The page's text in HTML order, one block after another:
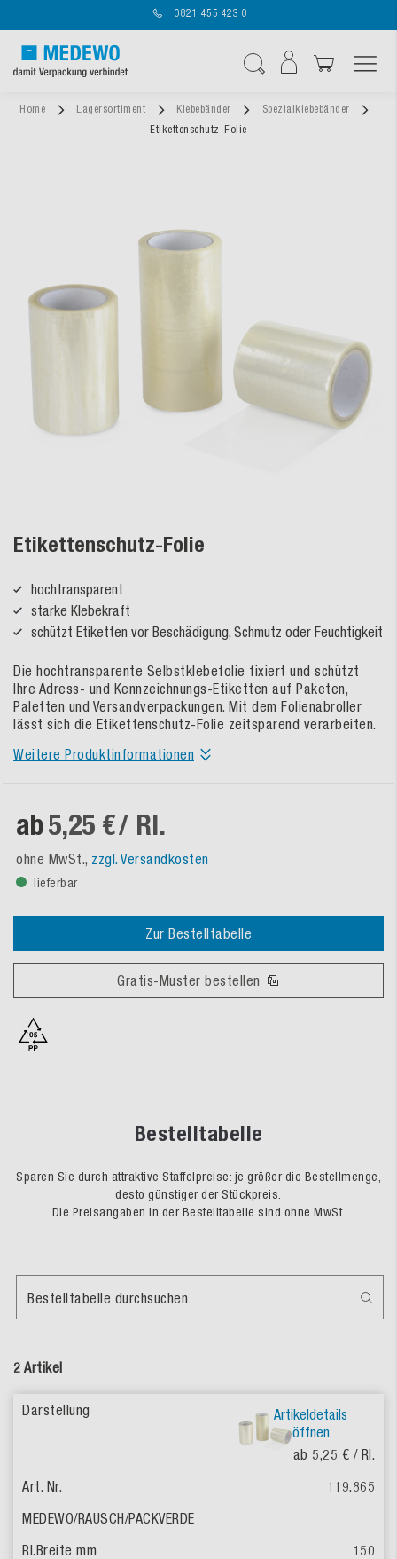
0821 455 423 0
Home Lagersortiment Klebebänder
Spezialklebebänder
Etikettenschutz-Folie
Etikettenschutz-Folie
hochtransparent
starke Klebekraft
schützt Etiketten vor Beschädigung, Schmutz oder Feuchtigkeit
Die hochtransparente Selbstklebefolie fixiert und schützt
Ihre Adress- und Kennzeichnungs-Etiketten auf Paketen,
Paletten und Versandverpackungen. Mit dem Folienabroller
lässt sich die Etikettenschutz-Folie zeitsparend verarbeiten.
Weitere Produktinformationen
ab5,25 €/ Rl.
ohne MwSt., zzgl. Versandkosten
lieferbar
Zur Bestelltabelle
Gratis-Muster bestellen
Bestelltabelle
Sparen Sie durch attraktive Staffelpreise: je größer die Bestellmenge,
desto günstiger der Stückpreis.
Die Preisangaben in der Bestelltabelle sind ohne MwSt.
2 Artikel
Bestelltabelle durchsuchen
Artikeldetails
öffnen
ab 5,25 € / Rl.
119.865
150